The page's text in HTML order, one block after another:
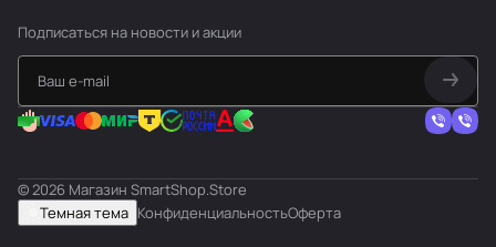
Подписаться на новости и акции
© 2026 Магазин SmartShop.Store
Темная тема КонфиденциальностьОферта